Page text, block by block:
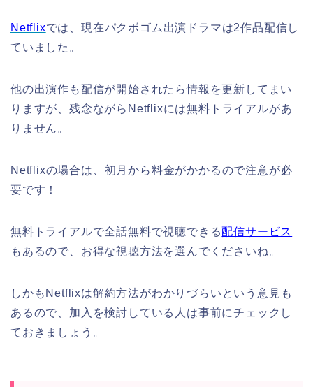
Netflixでは、現在パクボゴム出演ドラマは2作品配信し
ていました。
他の出演作も配信が開始されたら情報を更新してまい
りますが、残念ながらNetflixには無料トライアルがあ
りません。
Netflixの場合は、初月から料金がかかるので注意が必
要です！
無料トライアルで全話無料で視聴できる配信サービス
もあるので、お得な視聴方法を選んでくださいね。
しかもNetflixは解約方法がわかりづらいという意見も
あるので、加入を検討している人は事前にチェックし
ておきましょう。